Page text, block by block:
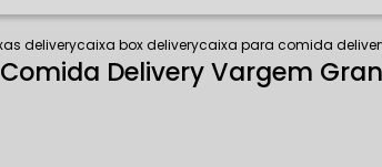
deliverycaixa box deliverycaixa para comida
Delivery Vargem